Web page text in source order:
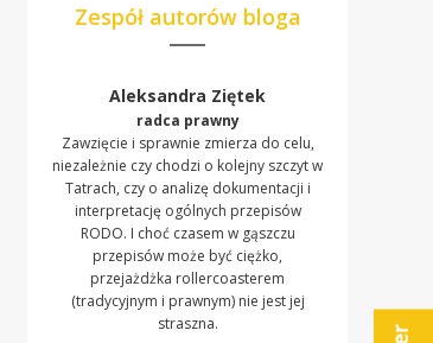
Zespół autorów bloga
Aleksandra Ziętek
radca prawny
Zawzięcie i sprawnie zmierza do celu,
niezależnie czy chodzi o kolejny szczyt w
Tatrach, czy o analizę dokumentacji i
interpretację ogólnych przepisów
RODO. I choć czasem w gąszczu
przepisów może być ciężko,
przejażdżka rollercoasterem
(tradycyjnym i prawnym) nie jest jej
straszna.